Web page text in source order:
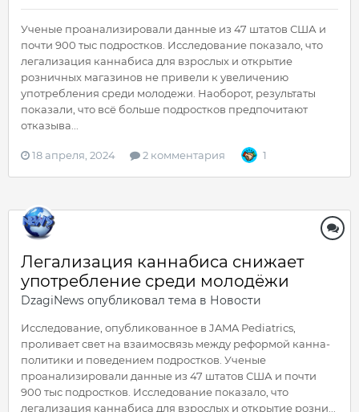
Ученые проанализировали данные из 47 штатов США и
почти 900 тыс подростков. Исследование показало, что
легализация каннабиса для взрослых и открытие
розничных магазинов не привели к увеличению
употребления среди молодежи. Наоборот, результаты
показали, что всё больше подростков предпочитают
отказыва...
18 апреля, 2024 2 комментария 1
Легализация каннабиса снижает
употребление среди молодёжи
DzagiNews опубликовал тема в Новости
Исследование, опубликованное в JAMA Pediatrics,
проливает свет на взаимосвязь между реформой канна-
политики и поведением подростков. Ученые
проанализировали данные из 47 штатов США и почти
900 тыс подростков. Исследование показало, что
легализация каннабиса для взрослых и открытие розни...